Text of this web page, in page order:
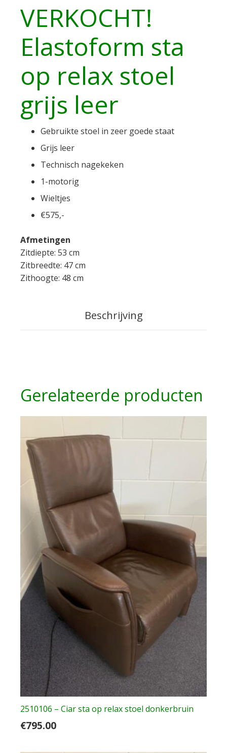
VERKOCHT!
Elastoform sta
op relax stoel
grijs leer
Gebruikte stoel in zeer goede staat
Grijs leer
Technisch nagekeken
1-motorig
Wieltjes
€575,-
Afmetingen
Zitdiepte: 53 cm
Zitbreedte: 47 cm
Zithoogte: 48 cm
Beschrijving
Gerelateerde producten
2510106 – Ciar sta op relax stoel donkerbruin
€795.00